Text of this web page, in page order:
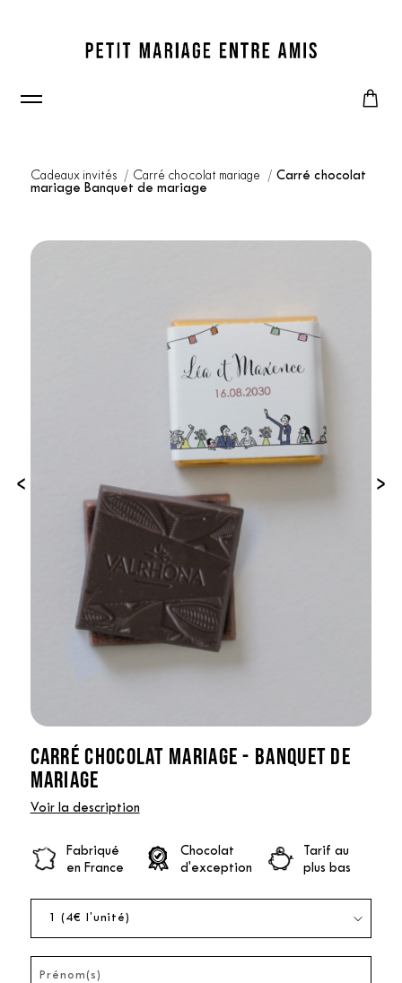
Cadeaux invités Carré chocolat mariage
Carré chocolat
mariage Banquet de mariage
‹ ›
CARRÉ CHOCOLAT MARIAGE - BANQUET DE
MARIAGE
Voir la description
Fabriqué
en France
Chocolat
d'exception
Tarif au
plus bas